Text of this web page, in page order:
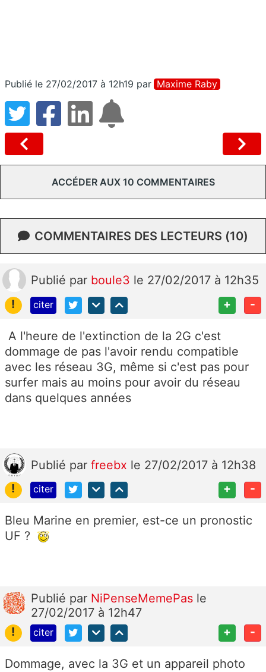
Publié le 27/02/2017 à 12h19 par Maxime Raby
ACCÉDER AUX 10 COMMENTAIRES
COMMENTAIRES DES LECTEURS (10)
Publié par boule3 le 27/02/2017 à 12h35
!
citer + -
A l'heure de l'extinction de la 2G c'est
dommage de pas l'avoir rendu compatible
avec les réseau 3G, même si c'est pas pour
surfer mais au moins pour avoir du réseau
dans quelques années
Publié par freebx le 27/02/2017 à 12h38
!
citer + -
Bleu Marine en premier, est-ce un pronostic
UF ?
Publié par NiPenseMemePas le
27/02/2017 à 12h47
!
citer + -
Dommage, avec la 3G et un appareil photo